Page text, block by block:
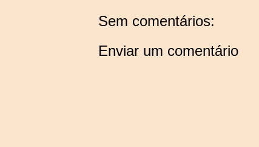
Sem comentários:
Enviar um comentário